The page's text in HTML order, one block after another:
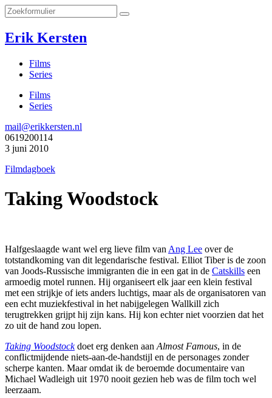
Erik Kersten
Films
Series
Films
Series
mail@erikkersten.nl
0619200114
3 juni 2010
Filmdagboek
Taking Woodstock
Halfgeslaagde want wel erg lieve film van Ang Lee over de
totstandkoming van dit legendarische festival. Elliot Tiber is de zoon
van Joods-Russische immigranten die in een gat in de Catskills een
armoedig motel runnen. Hij organiseert elk jaar een klein festival
met een strijkje of iets anders luchtigs, maar als de organisatoren van
een echt muziekfestival in het nabijgelegen Wallkill zich
terugtrekken grijpt hij zijn kans. Hij kon echter niet voorzien dat het
zo uit de hand zou lopen.
Taking Woodstockdoet erg denken aan Almost Famous, in de
conflictmijdende niets-aan-de-handstijl en de personages zonder
scherpe kanten. Maar omdat ik de beroemde documentaire van
Michael Wadleigh uit 1970 nooit gezien heb was de film toch wel
leerzaam.